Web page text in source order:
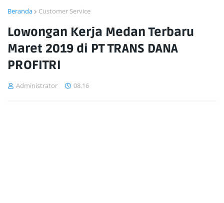
Beranda Customer Service
Lowongan Kerja Medan Terbaru
Maret 2019 di PT TRANS DANA
PROFITRI
Administrator 08.16